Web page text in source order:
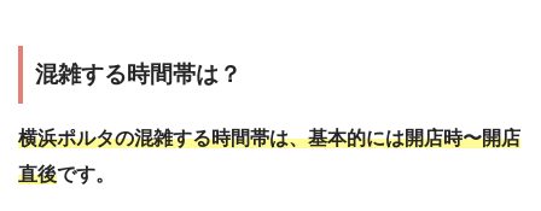
混雑する時間帯は？
横浜ポルタの混雑する時間帯は、基本的には開店時〜開店
直後です。